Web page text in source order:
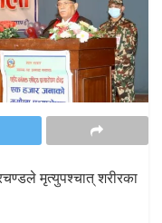
मृत्युपश्चात् शरीरका